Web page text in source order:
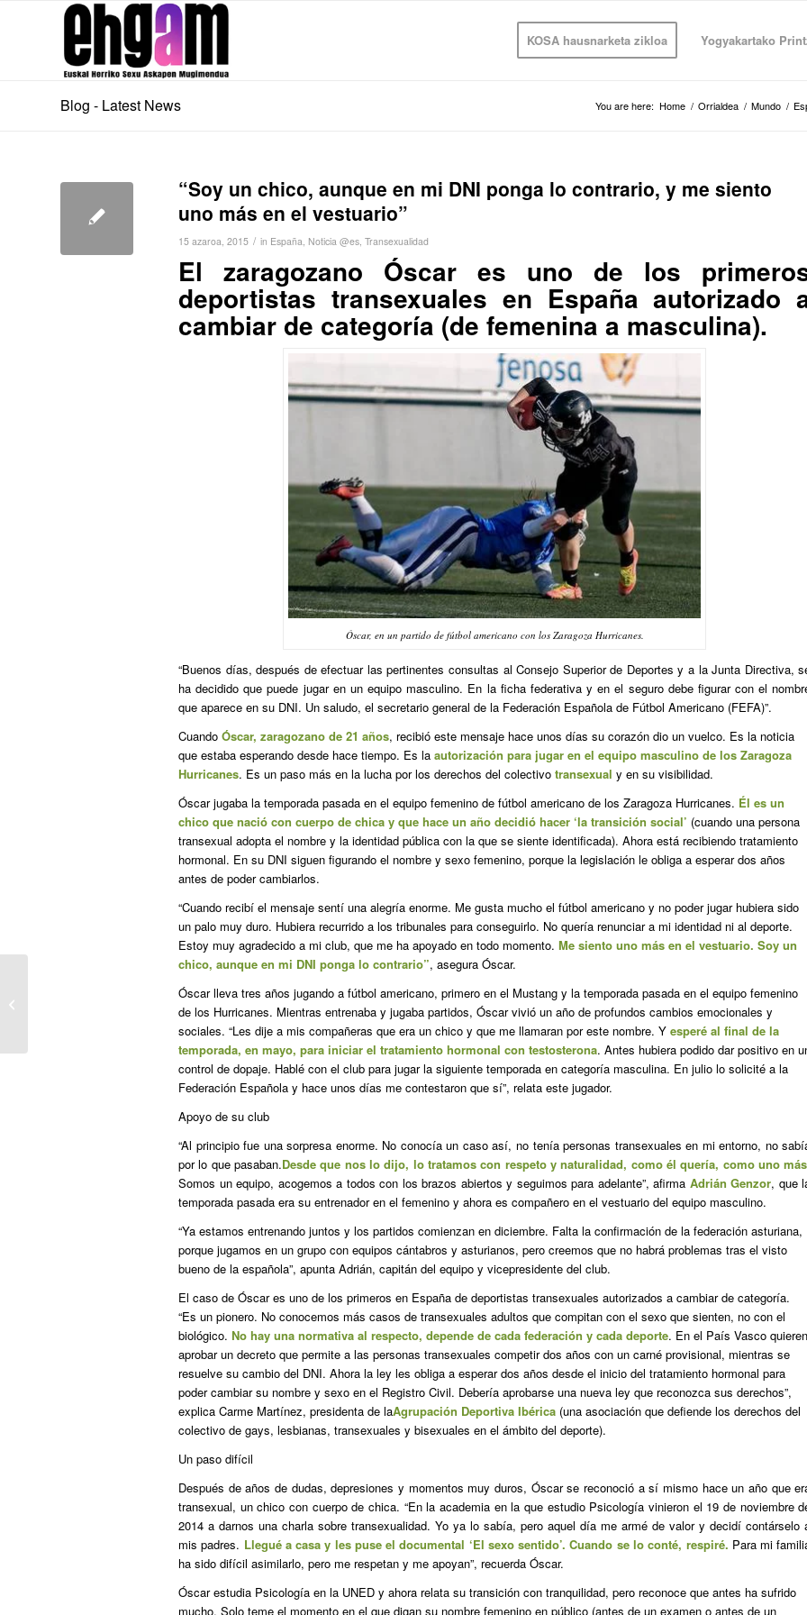
KOSA hausnarketa zikloa Yogyakartako
Blog - Latest News You are here: Home / Orrialdea / Mundo /
“Soy un chico, aunque en mi DNI ponga lo contrario, y me siento
uno más en el vestuario”
15 azaroa, 2015 / in España, Noticia @es, Transexualidad
El zaragozano Óscar es uno de los
deportistas transexuales en España autorizado
cambiar de categoría (de femenina a masculina).
Óscar, en un partido de fútbol americano con los Zaragoza Hurricanes.
“Buenos días, después de efectuar las pertinentes consultas al Consejo Superior de Deportes y a la Junta Directiva,
ha decidido que puede jugar en un equipo masculino. En la ficha federativa y en el seguro debe figurar con el
que aparece en su DNI. Un saludo, el secretario general de la Federación Española de Fútbol Americano (FEFA)”.
Cuando Óscar, zaragozano de 21 años, recibió este mensaje hace unos días su corazón dio un vuelco. Es la noticia
que estaba esperando desde hace tiempo. Es la autorización para jugar en el equipo masculino de los Zaragoza
Hurricanes. Es un paso más en la lucha por los derechos del colectivo transexual y en su visibilidad.
Óscar jugaba la temporada pasada en el equipo femenino de fútbol americano de los Zaragoza Hurricanes. Él es un
chico que nació con cuerpo de chica y que hace un año decidió hacer ‘la transición social’ (cuando una persona
transexual adopta el nombre y la identidad pública con la que se siente identificada). Ahora está recibiendo tratamiento
hormonal. En su DNI siguen figurando el nombre y sexo femenino, porque la legislación le obliga a esperar dos años
antes de poder cambiarlos.
“Cuando recibí el mensaje sentí una alegría enorme. Me gusta mucho el fútbol americano y no poder jugar hubiera sido
un palo muy duro. Hubiera recurrido a los tribunales para conseguirlo. No quería renunciar a mi identidad ni al deporte.
Estoy muy agradecido a mi club, que me ha apoyado en todo momento. Me siento uno más en el vestuario. Soy un
chico, aunque en mi DNI ponga lo contrario”, asegura Óscar.
Óscar lleva tres años jugando a fútbol americano, primero en el Mustang y la temporada pasada en el equipo femenino
de los Hurricanes. Mientras entrenaba y jugaba partidos, Óscar vivió un año de profundos cambios emocionales y
sociales. “Les dije a mis compañeras que era un chico y que me llamaran por este nombre. Y esperé al final de la
temporada, en mayo, para iniciar el tratamiento hormonal con testosterona. Antes hubiera podido dar positivo en
control de dopaje. Hablé con el club para jugar la siguiente temporada en categoría masculina. En julio lo solicité a la
Federación Española y hace unos días me contestaron que sí”, relata este jugador.
Apoyo de su club
“Al principio fue una sorpresa enorme. No conocía un caso así, no tenía personas transexuales en mi entorno, no
por lo que pasaban.Desde que nos lo dijo, lo tratamos con respeto y naturalidad, como él quería, como uno más
Somos un equipo, acogemos a todos con los brazos abiertos y seguimos para adelante”, afirma Adrián Genzor, que
temporada pasada era su entrenador en el femenino y ahora es compañero en el vestuario del equipo masculino.
“Ya estamos entrenando juntos y los partidos comienzan en diciembre. Falta la confirmación de la federación asturiana,
porque jugamos en un grupo con equipos cántabros y asturianos, pero creemos que no habrá problemas tras el visto
bueno de la española”, apunta Adrián, capitán del equipo y vicepresidente del club.
El caso de Óscar es uno de los primeros en España de deportistas transexuales autorizados a cambiar de categoría.
“Es un pionero. No conocemos más casos de transexuales adultos que compitan con el sexo que sienten, no con el
biológico. No hay una normativa al respecto, depende de cada federación y cada deporte. En el País Vasco quieren
aprobar un decreto que permite a las personas transexuales competir dos años con un carné provisional, mientras se
resuelve su cambio del DNI. Ahora la ley les obliga a esperar dos años desde el inicio del tratamiento hormonal para
poder cambiar su nombre y sexo en el Registro Civil. Debería aprobarse una nueva ley que reconozca sus derechos”,
explica Carme Martínez, presidenta de laAgrupación Deportiva Ibérica (una asociación que defiende los derechos del
colectivo de gays, lesbianas, transexuales y bisexuales en el ámbito del deporte).
Un paso difícil
Después de años de dudas, depresiones y momentos muy duros, Óscar se reconoció a sí mismo hace un año que
transexual, un chico con cuerpo de chica. “En la academia en la que estudio Psicología vinieron el 19 de noviembre
2014 a darnos una charla sobre transexualidad. Yo ya lo sabía, pero aquel día me armé de valor y decidí contárselo
mis padres. Llegué a casa y les puse el documental ‘El sexo sentido’. Cuando se lo conté, respiré. Para mi
ha sido difícil asimilarlo, pero me respetan y me apoyan”, recuerda Óscar.
Óscar estudia Psicología en la UNED y ahora relata su transición con tranquilidad, pero reconoce que antes ha sufrido
mucho. Solo teme el momento en el que digan su nombre femenino en público (antes de un examen o antes de un
“He descubierto que soy un hombre y